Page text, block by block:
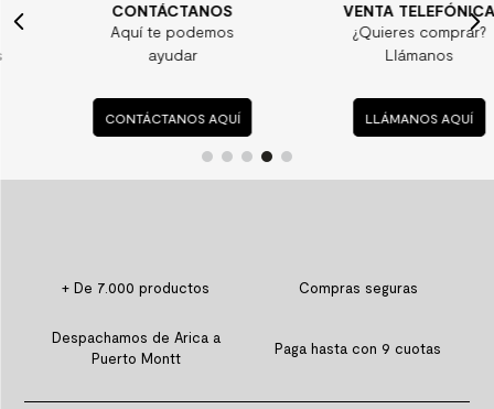
CONTÁCTANOS
Aquí te podemos
CONTÁCTANOS AQUÍ
VENTA TELEFÓNICA
¿Quieres comprar?
Llámanos
LLÁMANOS AQUÍ
+ De 7.000 productos Compras seguras
Despachamos de Arica a
Puerto Montt
Paga hasta con 9 cuotas